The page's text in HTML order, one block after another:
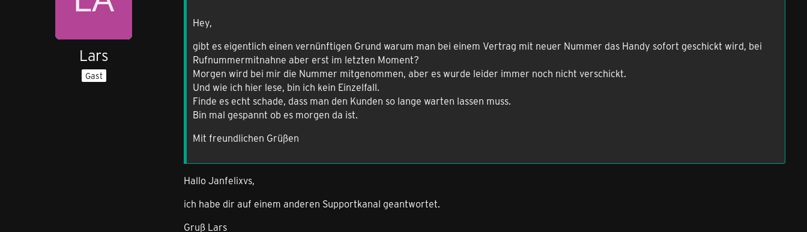
Lars
Gast
Hey,
gibt es eigentlich einen vernünftigen Grund warum man bei einem Vertrag mit neuer Nummer das Handy sofort geschickt wird, bei
Rufnummermitnahne aber erst im letzten Moment?
Morgen wird bei mir die Nummer mitgenommen, aber es wurde leider immer noch nicht verschickt.
Und wie ich hier lese, bin ich kein Einzelfall.
Finde es echt schade, dass man den Kunden so lange warten lassen muss.
Bin mal gespannt ob es morgen da ist.
Mit freundlichen Grüßen
Hallo Janfelixvs,
ich habe dir auf einem anderen Supportkanal geantwortet.
Gruß Lars